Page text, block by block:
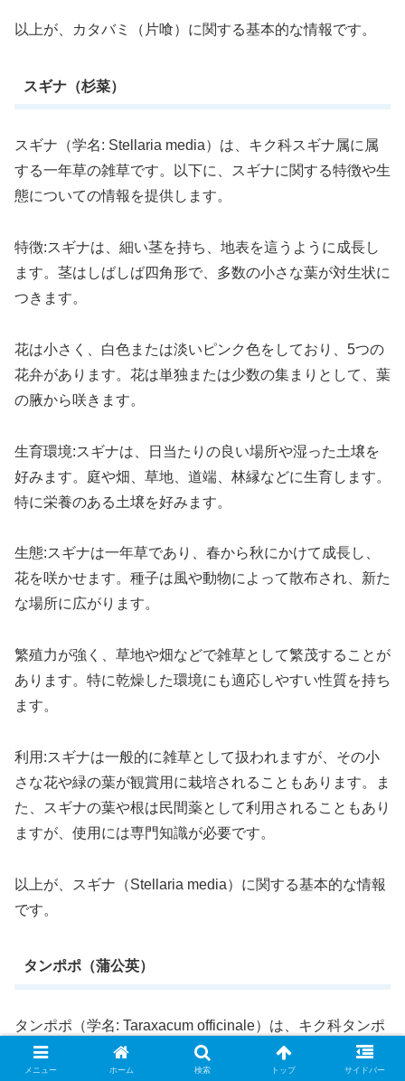
以上が、カタバミ（片喰）に関する基本的な情報です。
スギナ（杉菜）
スギナ（学名: Stellaria media）は、キク科スギナ属に属
する一年草の雑草です。以下に、スギナに関する特徴や生
態についての情報を提供します。
特徴:スギナは、細い茎を持ち、地表を這うように成長し
ます。茎はしばしば四角形で、多数の小さな葉が対生状に
つきます。
花は小さく、白色または淡いピンク色をしており、5つの
花弁があります。花は単独または少数の集まりとして、葉
の腋から咲きます。
生育環境:スギナは、日当たりの良い場所や湿った土壌を
好みます。庭や畑、草地、道端、林縁などに生育します。
特に栄養のある土壌を好みます。
生態:スギナは一年草であり、春から秋にかけて成長し、
花を咲かせます。種子は風や動物によって散布され、新た
な場所に広がります。
繁殖力が強く、草地や畑などで雑草として繁茂することが
あります。特に乾燥した環境にも適応しやすい性質を持ち
ます。
利用:スギナは一般的に雑草として扱われますが、その小
さな花や緑の葉が観賞用に栽培されることもあります。ま
た、スギナの葉や根は民間薬として利用されることもあり
ますが、使用には専門知識が必要です。
以上が、スギナ（Stellaria media）に関する基本的な情報
です。
タンポポ（蒲公英）
タンポポ（学名: Taraxacum officinale）は、キク科タンポ
ポ属に属する多年草の植物で、蒲公英（ほぼうえい）とも
呼ばれます。以下に、タンポポに関する特徴や生態につい
メニュー ホーム 検索 トップ サイドバー